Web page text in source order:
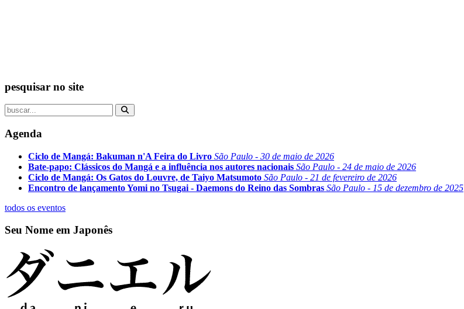
pesquisar no site
Agenda
Ciclo de Mangá: Bakuman n'A Feira do Livro São Paulo - 30 de maio de 2026
Bate-papo: Clássicos do Mangá e a influência nos autores nacionais São Paulo - 24 de maio de 2026
Ciclo de Mangá: Os Gatos do Louvre, de Taiyo Matsumoto São Paulo - 21 de fevereiro de 2026
Encontro de lançamento Yomi no Tsugai - Daemons do Reino das Sombras São Paulo - 15 de dezembro de 2025
todos os eventos
Seu Nome em Japonês